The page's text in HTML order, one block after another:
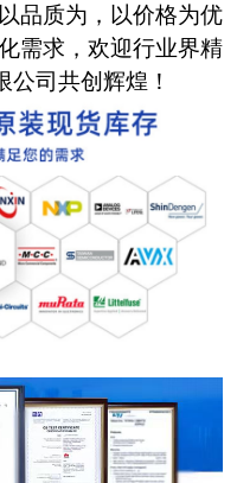
品质为，以价格为优
需求，欢迎行业界精
司共创辉煌！